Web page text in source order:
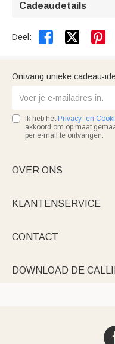
Cadeaudetails
Deel:  
Ontvang unieke cadeau-
Ik heb het Privacy- en
akkoord om op maat
per e-mail te ontvangen.
OVER ONS
KLANTENSERVICE
CONTACT
DOWNLOAD DE